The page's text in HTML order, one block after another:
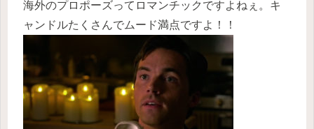
海外のプロポーズってロマンチックですよねぇ。キ
ャンドルたくさんでムード満点ですよ！！